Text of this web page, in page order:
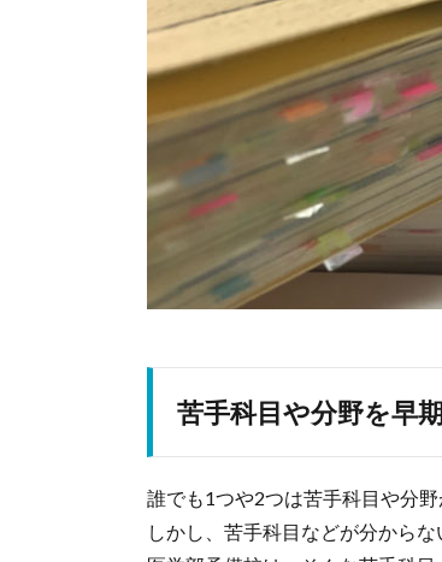
苦手科目や分野を早
誰でも1つや2つは苦手科目や分野
しかし、苦手科目などが分から